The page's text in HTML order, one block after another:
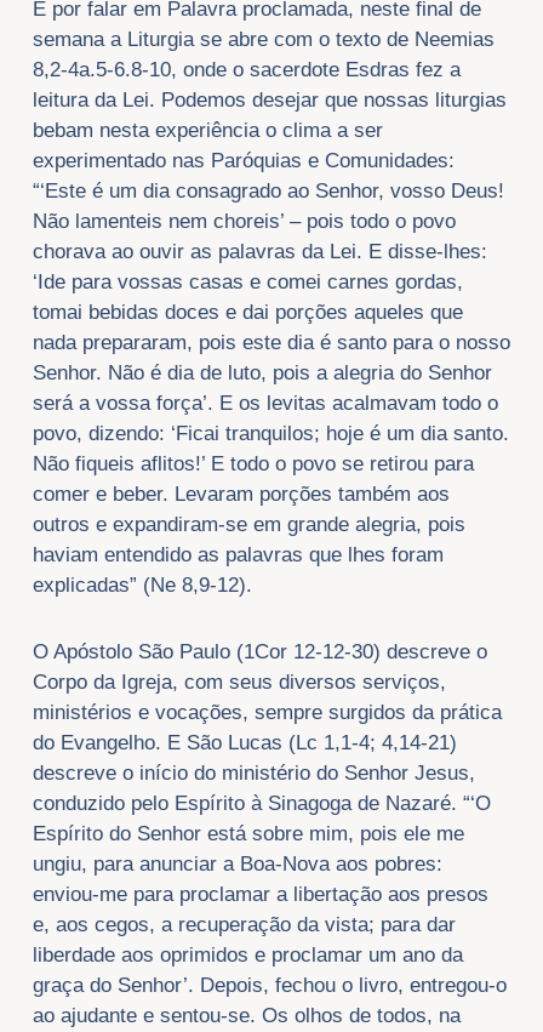
E por falar em Palavra proclamada, neste final de
semana a Liturgia se abre com o texto de Neemias
8,2-4a.5-6.8-10, onde o sacerdote Esdras fez a
leitura da Lei. Podemos desejar que nossas liturgias
bebam nesta experiência o clima a ser
experimentado nas Paróquias e Comunidades:
“‘Este é um dia consagrado ao Senhor, vosso Deus!
Não lamenteis nem choreis’ – pois todo o povo
chorava ao ouvir as palavras da Lei. E disse-lhes:
‘Ide para vossas casas e comei carnes gordas,
tomai bebidas doces e dai porções aqueles que
nada prepararam, pois este dia é santo para o nosso
Senhor. Não é dia de luto, pois a alegria do Senhor
será a vossa força’. E os levitas acalmavam todo o
povo, dizendo: ‘Ficai tranquilos; hoje é um dia santo.
Não fiqueis aflitos!’ E todo o povo se retirou para
comer e beber. Levaram porções também aos
outros e expandiram-se em grande alegria, pois
haviam entendido as palavras que lhes foram
explicadas” (Ne 8,9-12).
O Apóstolo São Paulo (1Cor 12-12-30) descreve o
Corpo da Igreja, com seus diversos serviços,
ministérios e vocações, sempre surgidos da prática
do Evangelho. E São Lucas (Lc 1,1-4; 4,14-21)
descreve o início do ministério do Senhor Jesus,
conduzido pelo Espírito à Sinagoga de Nazaré. “‘O
Espírito do Senhor está sobre mim, pois ele me
ungiu, para anunciar a Boa-Nova aos pobres:
enviou-me para proclamar a libertação aos presos
e, aos cegos, a recuperação da vista; para dar
liberdade aos oprimidos e proclamar um ano da
graça do Senhor’. Depois, fechou o livro, entregou-o
ao ajudante e sentou-se. Os olhos de todos, na